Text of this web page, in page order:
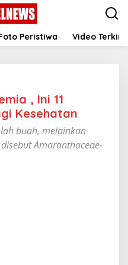
Peristiwa Video Terkini
, Ini 11
Kesehatan
buah, melainkan
Amaranthaceae-